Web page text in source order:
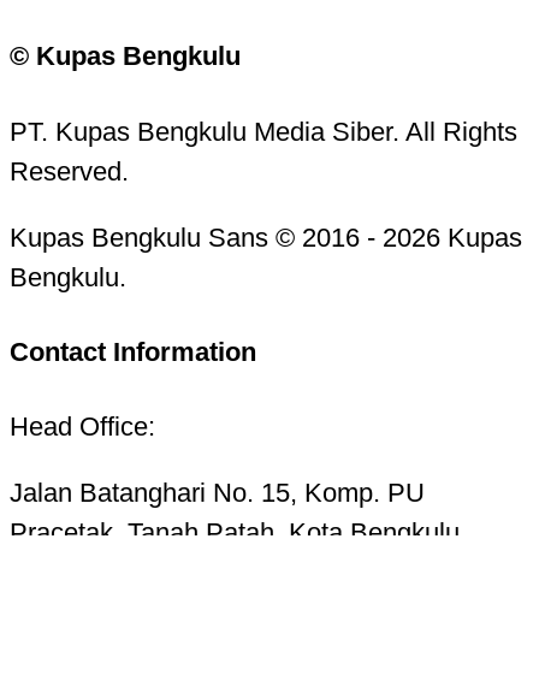
© Kupas Bengkulu
PT. Kupas Bengkulu Media Siber. All Rights
Reserved.
Kupas Bengkulu Sans © 2016 - 2026 Kupas
Bengkulu.
Contact Information
Head Office:
Jalan Batanghari No. 15, Komp. PU
Pracetak, Tanah Patah, Kota Bengkulu